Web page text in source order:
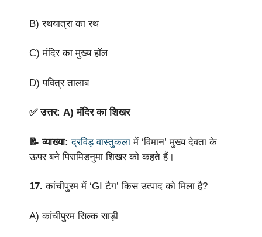
B) रथयात्रा का रथ
C) मंदिर का मुख्य हॉल
D) पवित्र तालाब
✅ उत्तर: A) मंदिर का शिखर
📝 व्याख्या:द्रविड़ वास्तुकला में ‘विमान’ मुख्य देवता के
ऊपर बने पिरामिडनुमा शिखर को कहते हैं।
17.कांचीपुरम में ‘GI टैग’ किस उत्पाद को मिला है?
A) कांचीपुरम सिल्क साड़ी